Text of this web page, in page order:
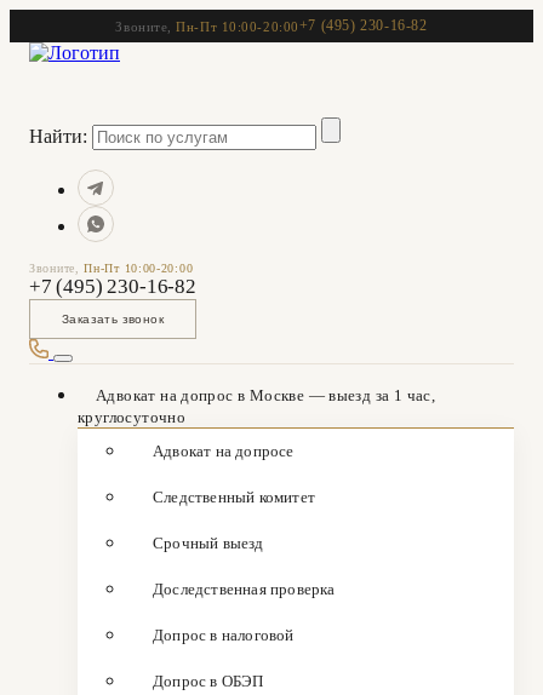
Звоните,Пн-Пт 10:00-20:00+7 (495) 230-16-82
Найти:
Звоните,Пн-Пт 10:00-20:00
+7 (495) 230-16-82
Заказать звонок
Адвокат на допрос в Москве — выезд за 1 час,
круглосуточно
Адвокат на допросе
Следственный комитет
Срочный выезд
Доследственная проверка
Допрос в налоговой
Допрос в ОБЭП